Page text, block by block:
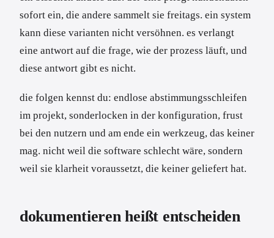
sofort ein, die andere sammelt sie freitags. ein system
kann diese varianten nicht versöhnen. es verlangt
eine antwort auf die frage, wie der prozess läuft, und
diese antwort gibt es nicht.
die folgen kennst du: endlose abstimmungsschleifen
im projekt, sonderlocken in der konfiguration, frust
bei den nutzern und am ende ein werkzeug, das keiner
mag. nicht weil die software schlecht wäre, sondern
weil sie klarheit voraussetzt, die keiner geliefert hat.
dokumentieren heißt entscheiden